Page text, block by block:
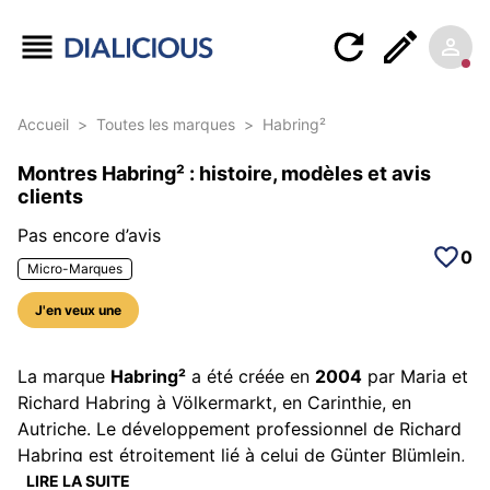
Accueil > Toutes les marques > Habring²
Montres Habring² : histoire, modèles et avis
clients
Pas encore d’avis
Micro-Marques
J'en veux une
0
La marque Habring² a été créée en 2004 par Maria et
Richard Habring à Völkermarkt, en Carinthie, en
Autriche. Le développement professionnel de Richard
Habring est étroitement lié à celui de Günter Blümlein,
son mentor et parrain pendant de nombreuses
LIRE LA SUITE